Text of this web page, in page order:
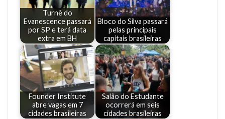
Turnê do
Evanescence passará
por SP e terá data
extra em BH
Bloco do Silva passará
pelas principais
capitais brasileiras
Founder Institute
abre vagas em 7
cidades brasileiras
Salão do Estudante
ocorrerá em seis
cidades brasileiras